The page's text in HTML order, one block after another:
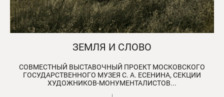
ЗЕМЛЯ И СЛОВО
СОВМЕСТНЫЙ ВЫСТАВОЧНЫЙ ПРОЕКТ МОСКОВСКОГО
ГОСУДАРСТВЕННОГО МУЗЕЯ С. А. ЕСЕНИНА, СЕКЦИИ
ХУДОЖНИКОВ-МОНУМЕНТАЛИСТОВ...